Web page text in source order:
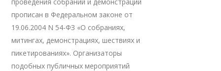
прописан в Федеральном законе от
19.06.2004 N 54-ФЗ «О собраниях,
митингах, демонстрациях, шествиях и
пикетированиях». Организаторы
подобных публичных мероприятий